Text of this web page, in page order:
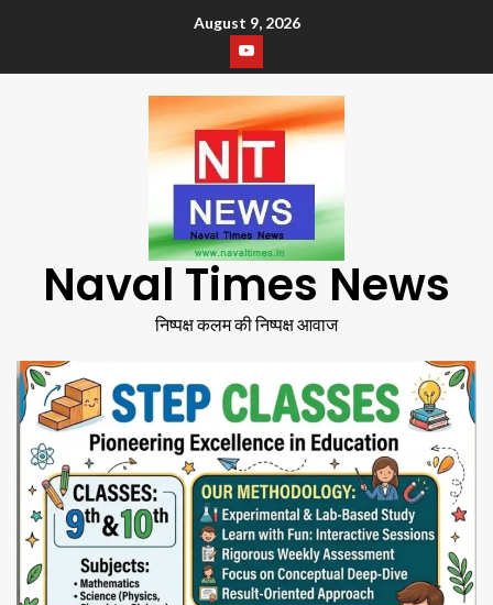
August 9, 2026
Naval Times News
निष्पक्ष कलम की निष्पक्ष आवाज